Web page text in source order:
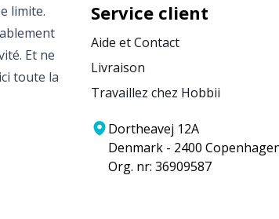
limite.
Et ne
toute la
Service client
Aide et Contact
Livraison
Travaillez chez Hobbii
Dortheavej 12A
Denmark - 2400
Org. nr: 36909587